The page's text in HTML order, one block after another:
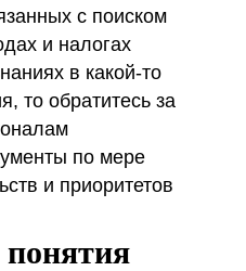
с поиском
и налогах
в какой-то
то обратитесь за
по мере
и приоритетов